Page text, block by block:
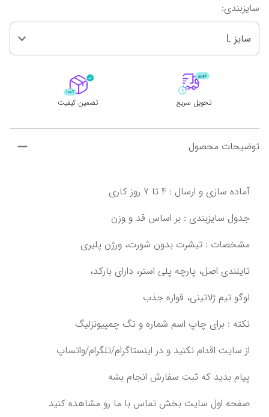
سایزبندی:
سایز L
تحویل سریع تضمین کیفیت
توضیحات محصول
تایلندی اصل،‌ پارچه پلی استر، دارای بارکد،
لوگو تیم ژلاتینی،‌ قواره جذب
پیام بدید که ثبت سفارش انجام بشه‌‌‌